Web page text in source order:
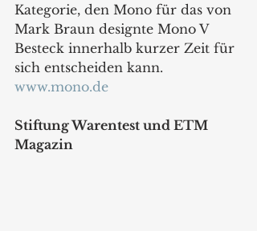
Kategorie, den Mono für das von
Mark Braun designte Mono V
Besteck innerhalb kurzer Zeit für
sich entscheiden kann.
www.mono.de
Stiftung Warentest und ETM
Magazin